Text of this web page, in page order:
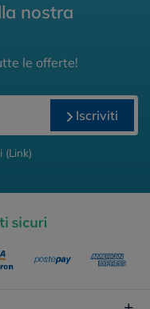
nostra
le offerte!
Iscriviti
(Link)